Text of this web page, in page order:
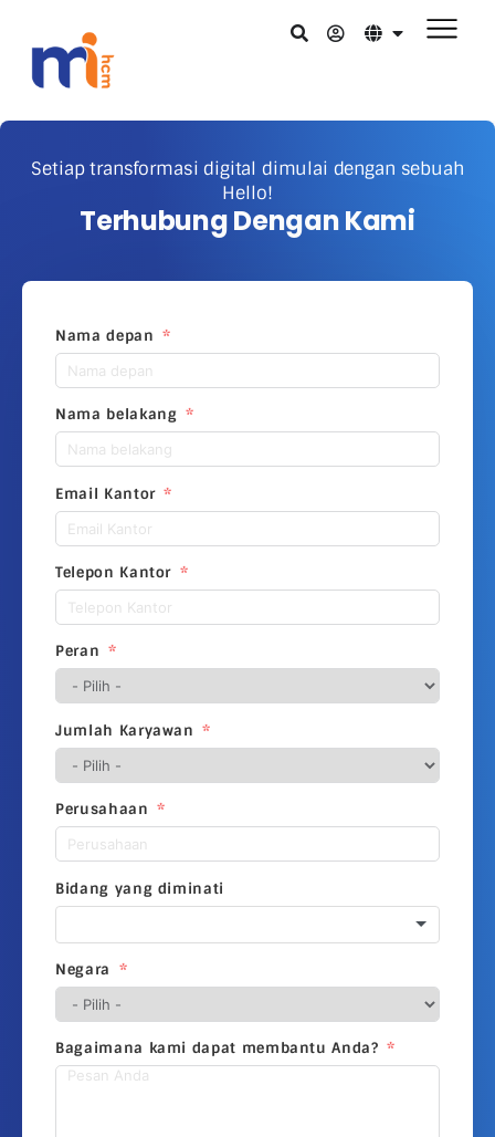
Setiap transformasi digital dimulai dengan sebuah
Hello!
Terhubung Dengan Kami
Nama depan
Nama belakang
Email Kantor
Telepon Kantor
Peran
Jumlah Karyawan
Perusahaan
Bidang yang diminati
Negara
Bagaimana kami dapat membantu Anda?